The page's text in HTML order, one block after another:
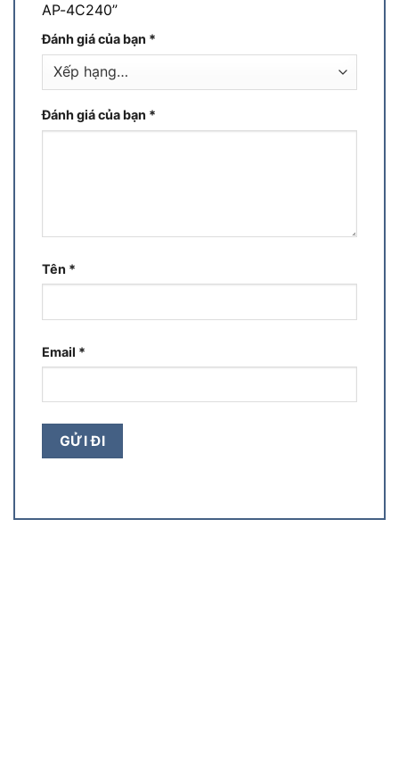
AP-4C240”
Đánh giá của bạn *
Đánh giá của bạn *
Tên *
Email *